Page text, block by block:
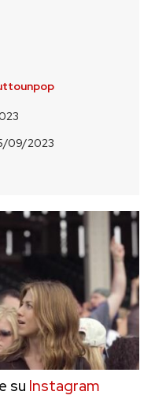
09/2023
e su Instagram